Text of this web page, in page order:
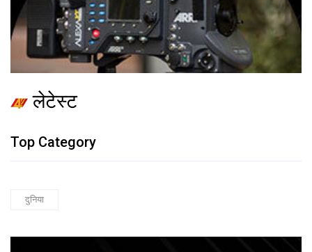
लेटेस्ट
Top Category
दुनिया